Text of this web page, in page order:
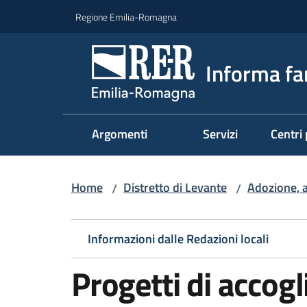
Regione Emilia-Romagna
Informa
Argomenti Servizi Centri
Home / Distretto di Levante / Adozione,
Informazioni dalle Redazioni locali
Progetti di